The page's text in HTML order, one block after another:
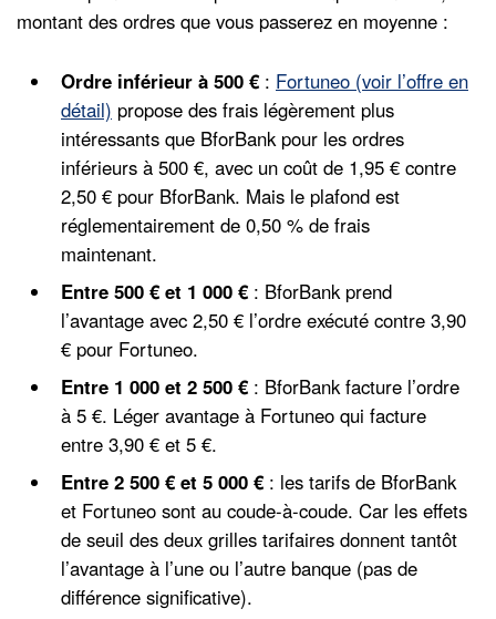
montant des ordres que vous passerez en moyenne :
Ordre inférieur à 500 € : Fortuneo (voir l’offre en
détail) propose des frais légèrement plus
intéressants que BforBank pour les ordres
inférieurs à 500 €, avec un coût de 1,95 € contre
2,50 € pour BforBank. Mais le plafond est
réglementairement de 0,50 % de frais
maintenant.
Entre 500 € et 1 000 € : BforBank prend
l’avantage avec 2,50 € l’ordre exécuté contre 3,90
€ pour Fortuneo.
Entre 1 000 et 2 500 € : BforBank facture l’ordre
à 5 €. Léger avantage à Fortuneo qui facture
entre 3,90 € et 5 €.
Entre 2 500 € et 5 000 € : les tarifs de BforBank
et Fortuneo sont au coude-à-coude. Car les effets
de seuil des deux grilles tarifaires donnent tantôt
l’avantage à l’une ou l’autre banque (pas de
différence significative).